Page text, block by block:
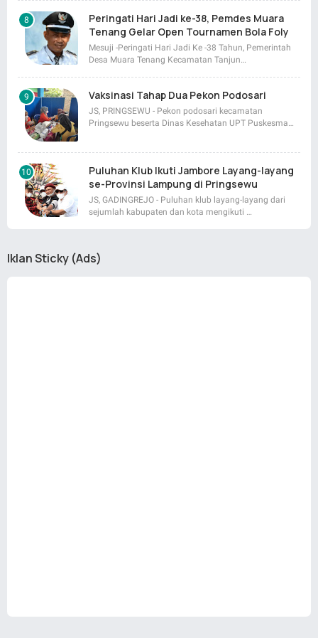
Peringati Hari Jadi ke-38, Pemdes Muara
Tenang Gelar Open Tournamen Bola Foly
Mesuji -Peringati Hari Jadi Ke -38 Tahun, Pemerintah
Desa Muara Tenang Kecamatan Tanjun…
Vaksinasi Tahap Dua Pekon Podosari
JS, PRINGSEWU - Pekon podosari kecamatan
Pringsewu beserta Dinas Kesehatan UPT Puskesma…
Puluhan Klub Ikuti Jambore Layang-layang
se-Provinsi Lampung di Pringsewu
JS, GADINGREJO - Puluhan klub layang-layang dari
sejumlah kabupaten dan kota mengikuti …
Iklan Sticky (Ads)